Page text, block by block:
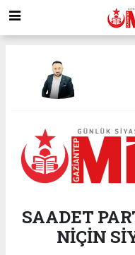
SAADET
NİÇİN